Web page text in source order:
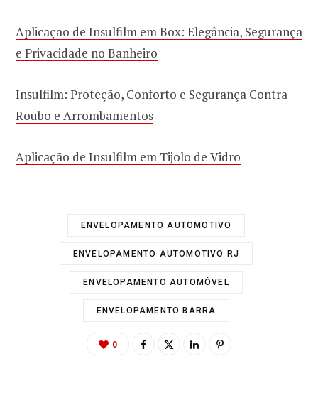
Aplicação de Insulfilm em Box: Elegância, Segurança
e Privacidade no Banheiro
Insulfilm: Proteção, Conforto e Segurança Contra
Roubo e Arrombamentos
Aplicação de Insulfilm em Tijolo de Vidro
ENVELOPAMENTO AUTOMOTIVO
ENVELOPAMENTO AUTOMOTIVO RJ
ENVELOPAMENTO AUTOMÓVEL
ENVELOPAMENTO BARRA
0